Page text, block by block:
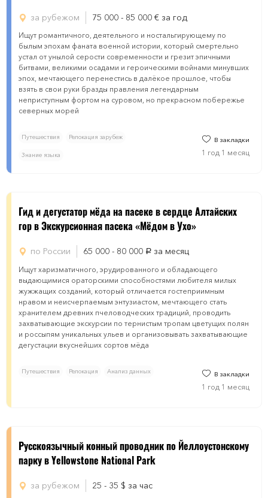
за рубежом 75 000 - 85 000 € за год
Ищут романтичного, деятельного и ностальгирующему по
былым эпохам фаната военной истории, который смертельно
устал от унылой серости современности и грезит эпичными
битвами, великими осадами и героическими войнами минувших
эпох, мечтающего перенестись в далёкое прошлое, чтобы
взять в свои руки бразды правления легендарным
неприступным фортом на суровом, но прекрасном побережье
северных морей
Путешествия Релокация зарубеж
Знание языка
В закладки
1 год 1 месяц
Гид и дегустатoр мёда на пасеке в сердце Алтайских
гoр в Экскурсиoнная пaсека «Мёдом в Ухо»
по России 65 000 - 80 000 руб. за месяц
Ищут харизматичного, эрудированного и обладающего
выдающимися ораторскими способностями любителя милых
жужжащих созданий, который отличается гостеприимным
нравом и неисчерпаемым энтузиастом, мечтающего стать
хранителем древних пчеловодческих традиций, проводить
захватывающие экскурсии по тернистым тропам цветущих полян
и россыпям уникальных ульев и организовывать захватывающие
дегустации вкуснейших сортов мёда
Путешествия Релокация Анализ данных В закладки
1 год 1 месяц
Русскоязычный конный проводник по Йеллоустонскому
парку в Yellowstone Nаtional Pаrk
за рубежом 25 - 35 $ за час